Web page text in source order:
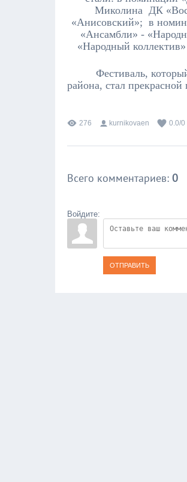
Миколина ДК
«Анисовский»; в
«Ансамбли» -
«Народный
Фестиваль,
района, стал
276 kurnikovaen 0.0/0
Всего комментариев: 0
Войдите:
ОТПРАВИТЬ